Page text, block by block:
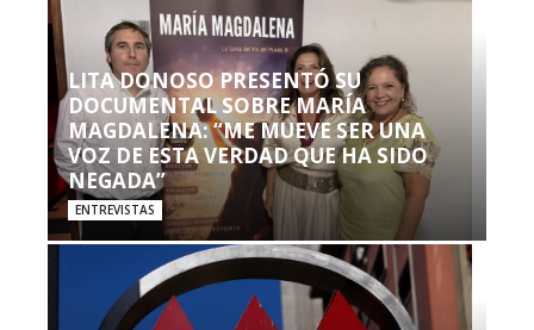
LITA DONOSO PRESENTÓ SU
DOCUMENTAL SOBRE MARÍA
MAGDALENA: “ME MUEVE SER UNA
VOZ DE ESTA VERDAD QUE HA SIDO
NEGADA”
ENTREVISTAS